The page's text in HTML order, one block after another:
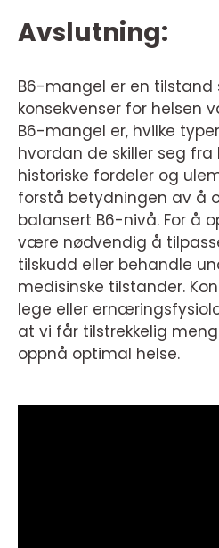
Avslutning:
B6-mangel er en tilstand
konsekvenser for helsen
B6-mangel er, hvilke
hvordan de skiller seg fra
historiske fordeler og
forstå betydningen av å
balansert B6-nivå. For å
være nødvendig å
tilskudd eller behandle
medisinske tilstander.
lege eller
at vi får tilstrekkelig
oppnå optimal helse.